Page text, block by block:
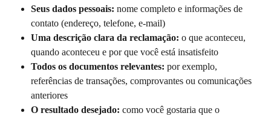
Seus dados pessoais: nome completo e informações de
contato (endereço, telefone, e-mail)
Uma descrição clara da reclamação: o que aconteceu,
quando aconteceu e por que você está insatisfeito
Todos os documentos relevantes: por exemplo,
referências de transações, comprovantes ou comunicações
anteriores
O resultado desejado: como você gostaria que o